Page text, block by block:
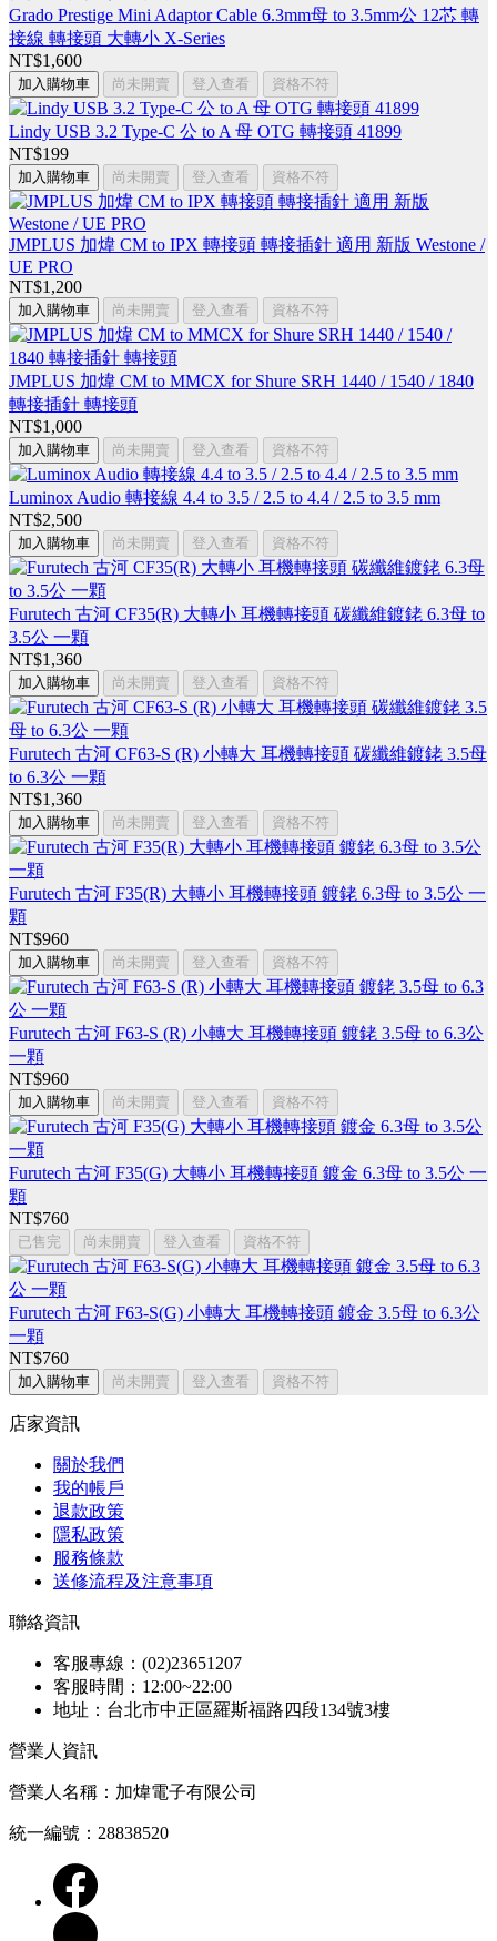
Grado Prestige Mini Adaptor Cable 6.3mm母 to 3.5mm公 12芯 轉
接線 轉接頭 大轉小 X-Series
NT$1,600
加入購物車 尚未開賣 登入查看 資格不符
Lindy USB 3.2 Type-C 公 to A 母 OTG 轉接頭 41899
NT$199
加入購物車 尚未開賣 登入查看 資格不符
JMPLUS 加煒 CM to IPX 轉接頭 轉接插針 適用 新版 Westone /
UE PRO
NT$1,200
加入購物車 尚未開賣 登入查看 資格不符
JMPLUS 加煒 CM to MMCX for Shure SRH 1440 / 1540 / 1840
轉接插針 轉接頭
NT$1,000
加入購物車 尚未開賣 登入查看 資格不符
Luminox Audio 轉接線 4.4 to 3.5 / 2.5 to 4.4 / 2.5 to 3.5 mm
NT$2,500
加入購物車 尚未開賣 登入查看 資格不符
Furutech 古河 CF35(R) 大轉小 耳機轉接頭 碳纖維鍍銠 6.3母 to
3.5公 一顆
NT$1,360
加入購物車 尚未開賣 登入查看 資格不符
Furutech 古河 CF63-S (R) 小轉大 耳機轉接頭 碳纖維鍍銠 3.5母
to 6.3公 一顆
NT$1,360
加入購物車 尚未開賣 登入查看 資格不符
Furutech 古河 F35(R) 大轉小 耳機轉接頭 鍍銠 6.3母 to 3.5公 一
顆
NT$960
加入購物車 尚未開賣 登入查看 資格不符
Furutech 古河 F63-S (R) 小轉大 耳機轉接頭 鍍銠 3.5母 to 6.3公
一顆
NT$960
加入購物車 尚未開賣 登入查看 資格不符
Furutech 古河 F35(G) 大轉小 耳機轉接頭 鍍金 6.3母 to 3.5公 一
顆
NT$760
已售完 尚未開賣 登入查看 資格不符
Furutech 古河 F63-S(G) 小轉大 耳機轉接頭 鍍金 3.5母 to 6.3公
一顆
NT$760
加入購物車 尚未開賣 登入查看 資格不符
店家資訊
關於我們
我的帳戶
退款政策
隱私政策
服務條款
送修流程及注意事項
聯絡資訊
客服專線：(02)23651207
客服時間：12:00~22:00
地址：台北市中正區羅斯福路四段134號3樓
營業人資訊
營業人名稱：加煒電子有限公司
統一編號：28838520